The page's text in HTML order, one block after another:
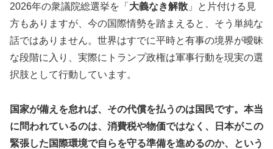
2026年の衆議院総選挙を「 大義なき解散 」と片付ける見
方もありますが、今の国際情勢を踏まえると、そう単純な
話ではありません。世界はすでに平時と有事の境界が曖昧
な段階に入り、実際にトランプ政権は軍事行動を現実の選
択肢として行動しています。
国家が備えを怠れば、その代償を払うのは国民です。本当
に問われているのは、消費税や物価ではなく、日本がこの
緊張した国際環境で自らを守る準備を進めるのか、という